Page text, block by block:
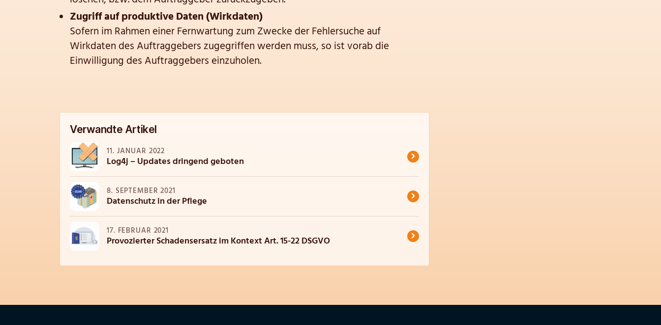
Zugriff auf produktive Daten (Wirkdaten)
Sofern im Rahmen einer Fernwartung zum Zwecke der Fehlersuche auf
Wirkdaten des Auftraggebers zugegriffen werden muss, so ist vorab die
Einwilligung des Auftraggebers einzuholen.
Verwandte Artikel
11. JANUAR 2022
Log4j – Updates dringend geboten ›
8. SEPTEMBER 2021
Datenschutz in der Pflege ›
17. FEBRUAR 2021
Provozierter Schadensersatz im Kontext Art. 15-22 DSGVO ›